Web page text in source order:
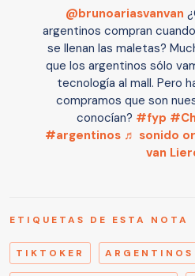
@brunoariasvanvan
argentinos compran
se llenan las maletas?
que los argentinos sólo
tecnología al mall. Pero
compramos que son
conocían? #fyp
#argentinos ♬ sonido
van
ETIQUETAS DE ESTA NOTA
TIKTOKER ARGENTINOS